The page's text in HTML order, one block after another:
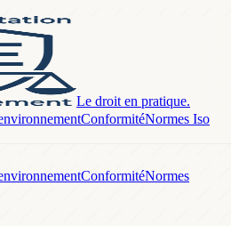
Le droit en pratique.
ConformitéNormes Iso
ConformitéNormes